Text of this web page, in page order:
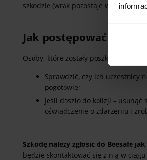
szkodzie (wrak pozostaje w
Jak postępować po
Osoby, które zostały poszkodowane
Sprawdzić, czy ich uczestnicy
pogotowie;
Jeśli doszło do kolizji –
oświadczenie o zdarzeniu i
Szkodę należy zgłosić do Beesafe
będzie skontaktować się z nią w